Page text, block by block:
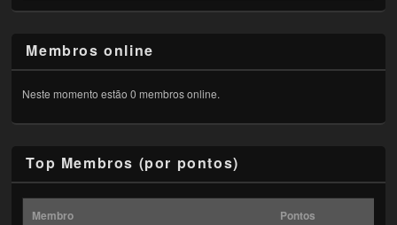
Membros online
Neste momento estão 0 membros online.
Top Membros (por pontos)
Membro Pontos